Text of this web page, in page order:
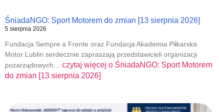
ŚniadaNGO: Sport Motorem do zmian [13 sierpnia 2026]
5 sierpnia 2026
Fundacja Sempre a Frente oraz Fundacja Akademia Piłkarska
Motor Lublin serdecznie zapraszają przedstawicieli organizacji
pozarządowych… czytaj więcej o ŚniadaNGO: Sport Motorem
do zmian [13 sierpnia 2026]